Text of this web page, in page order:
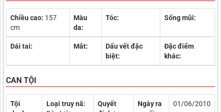
Chiều cao: 157
cm
Màu
da:
Tóc: Sống mũi:
Dái tai: Mắt:
Dấu vết đặc
biệt:
Đặc điểm
khác:
CAN TỘI
Tội
Loại truy nã:
Quyết
Ngày ra
01/06/2010